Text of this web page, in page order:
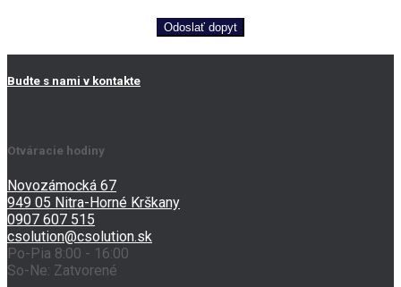
Odoslať dopyt
Budte s nami v kontakte
Otváracie hodiny
Novozámocká 67
949 05 Nitra-Horné Krškany
0907 607 515
csolution@csolution.sk
Po-Pia 8:00 - 16:00
So-Ne: Zatvorené